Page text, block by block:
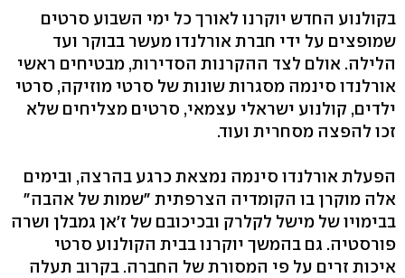
בקולנוע החדש יוקרנו לאורך כל ימי השבוע סרטים
שמופצים על ידי חברת אורלנדו מעשר בבוקר ועד
הלילה. אולם לצד ההקרנות הסדירות, מבטיחים ראשי
אורלנדו סינמה מסגרות שונות של סרטי מוזיקה, סרטי
ילדים, קולנוע ישראלי עצמאי, סרטים מצליחים שלא
זכו להפצה מסחרית ועוד.
הפעלת אורלנדו סינמה נמצאת כרגע בהרצה, ובימים
אלה מוקרן בו הקומדיה הצרפתית "שמות של אהבה"
בבימויו של מישל לקלרק ובכיכובם של ז'אן גמבלן ושרה
פורסטיה. גם בהמשך יוקרנו בבית הקולנוע סרטי
איכות זרים על פי המסורת של החברה. בקרוב תעלה